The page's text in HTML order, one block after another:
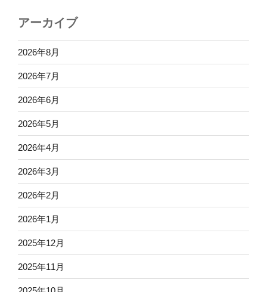
アーカイブ
2026年8月
2026年7月
2026年6月
2026年5月
2026年4月
2026年3月
2026年2月
2026年1月
2025年12月
2025年11月